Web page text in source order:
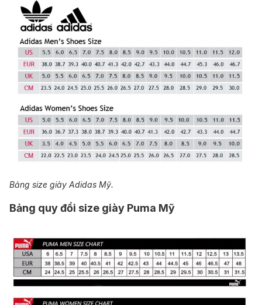
Bảng size giày Adidas Mỹ.
Bảng quy đổi size giày Puma Mỹ